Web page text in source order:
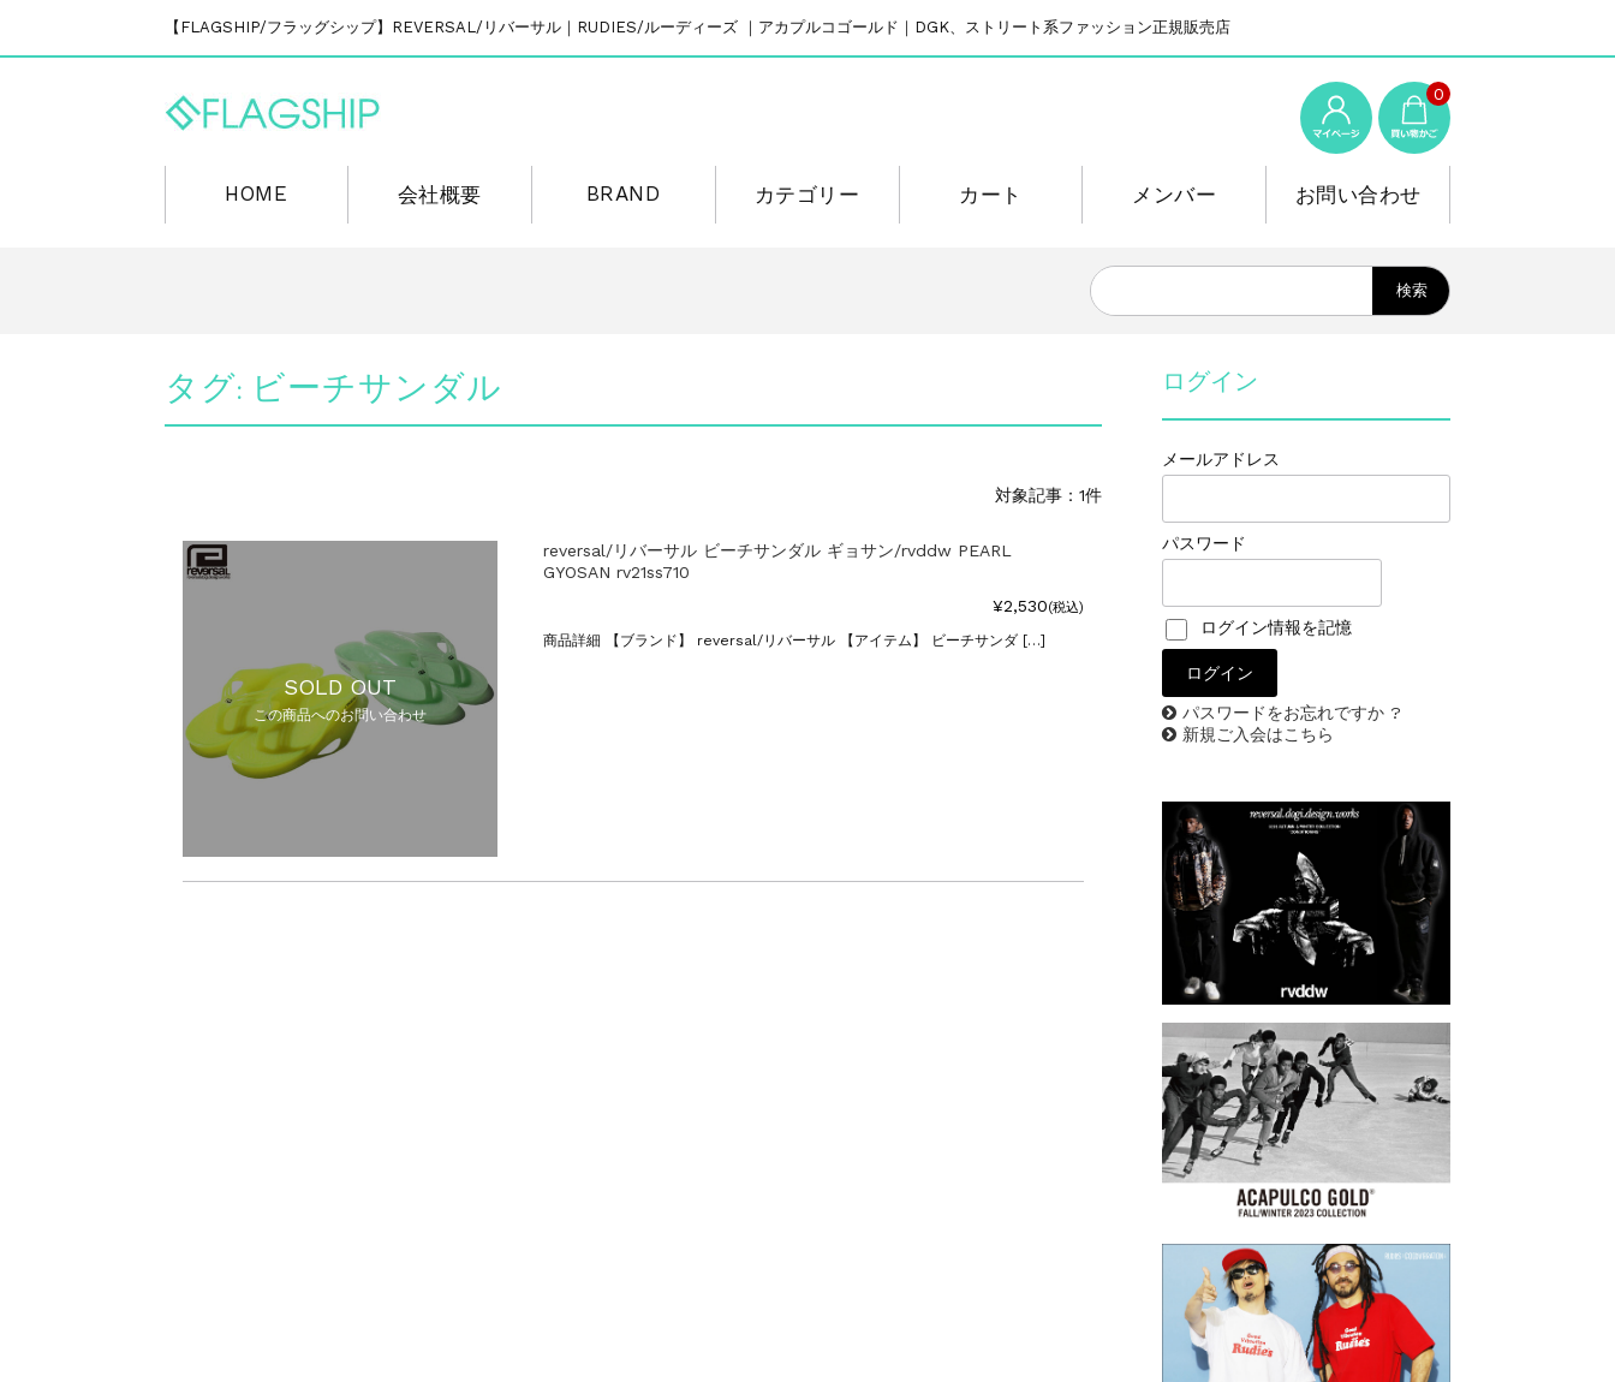
【FLAGSHIP/フラッグシップ】REVERSAL/リバーサル｜RUDIES/ルーディーズ ｜アカプルコゴールド｜DGK、ストリート系ファッション正規販売店
0
HOME 会社概要 BRAND カテゴリー カート メンバー お問い合わせ
タグ: ビーチサンダル
対象記事：1件
SOLD OUT
この商品へのお問い合わせ
reversal/リバーサル ビーチサンダル ギョサン/rvddw PEARL
GYOSAN rv21ss710
¥2,530(税込)
商品詳細 【ブランド】 reversal/リバーサル 【アイテム】 ビーチサンダ […]
ログイン
メールアドレス
パスワード
ログイン情報を記憶
パスワードをお忘れですか ?
新規ご入会はこちら